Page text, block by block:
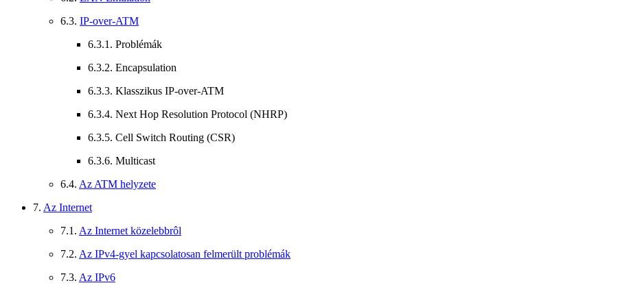
6.3. IP-over-ATM
6.3.1. Problémák
6.3.2. Encapsulation
6.3.3. Klasszikus IP-over-ATM
6.3.4. Next Hop Resolution Protocol (NHRP)
6.3.5. Cell Switch Routing (CSR)
6.3.6. Multicast
6.4. Az ATM helyzete
7. Az Internet
7.1. Az Internet közelebbrôl
7.2. Az IPv4-gyel kapcsolatosan felmerült problémák
7.3. Az IPv6